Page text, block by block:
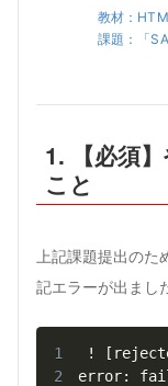
教材：
課題：
「
1. 【必須
こと
上記課題提出のた
記エラーが出まし
1
2